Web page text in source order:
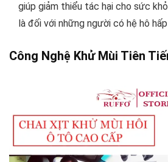
giúp giảm thiểu tác hại cho sức
là đối với những người có hệ hô
Công Nghệ Khử Mùi Tiên